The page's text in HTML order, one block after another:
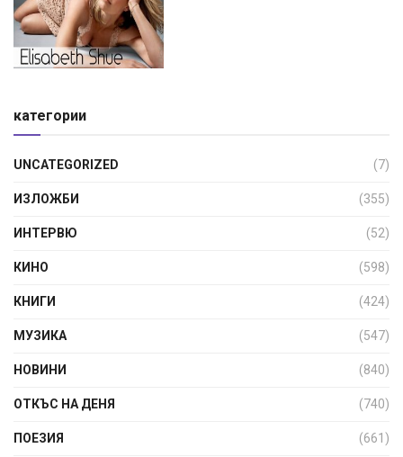
категории
UNCATEGORIZED (7)
ИЗЛОЖБИ (355)
ИНТЕРВЮ (52)
КИНО (598)
КНИГИ (424)
МУЗИКА (547)
НОВИНИ (840)
ОТКЪС НА ДЕНЯ (740)
ПОЕЗИЯ (661)